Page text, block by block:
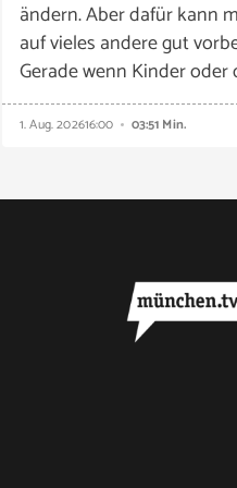
ändern. Aber dafür kann
auf vieles andere gut
Gerade wenn Kinder oder
1. Aug. 202616:00 03:51 Min.